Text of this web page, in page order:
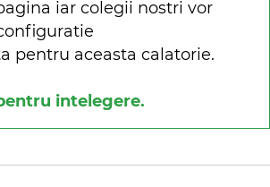
iar colegii nostri vor
pentru aceasta calatorie.
intelegere.